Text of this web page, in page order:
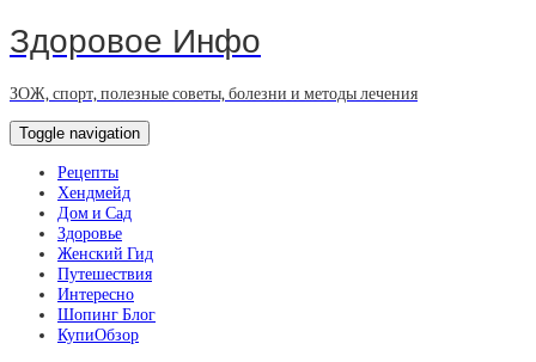
Здоровое Инфо
ЗОЖ, спорт, полезные советы, болезни и методы лечения
Toggle navigation
Рецепты
Хендмейд
Дом и Сад
Здоровье
Женский Гид
Путешествия
Интересно
Шопинг Блог
КупиОбзор